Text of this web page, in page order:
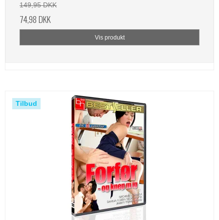
149,95 DKK
74,98 DKK
Vis produkt
Tilbud